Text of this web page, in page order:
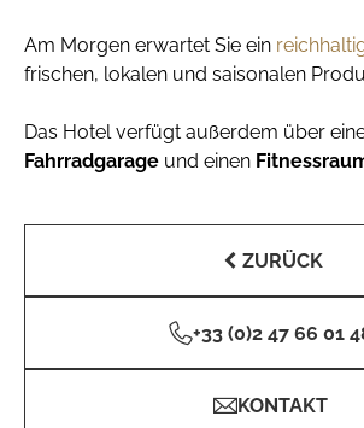
Am Morgen erwartet Sie ein
frischen, lokalen und saisonalen
Das Hotel verfügt außerdem über
Fahrradgarage und einen
ZURÜCK
+33 (0)2 47 66 01
KONTAKT